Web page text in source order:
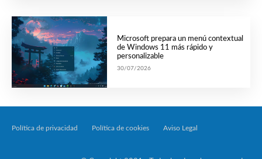
Microsoft prepara un menú contextual
de Windows 11 más rápido y
personalizable
30/07/2026
Política de privacidad Política de cookies Aviso Legal